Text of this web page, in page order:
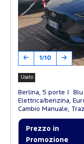
1/10
Usato
Berlina, 5 porte
Elettrica/benzina,
Cambio Manuale,
Prezzo in
Promozione